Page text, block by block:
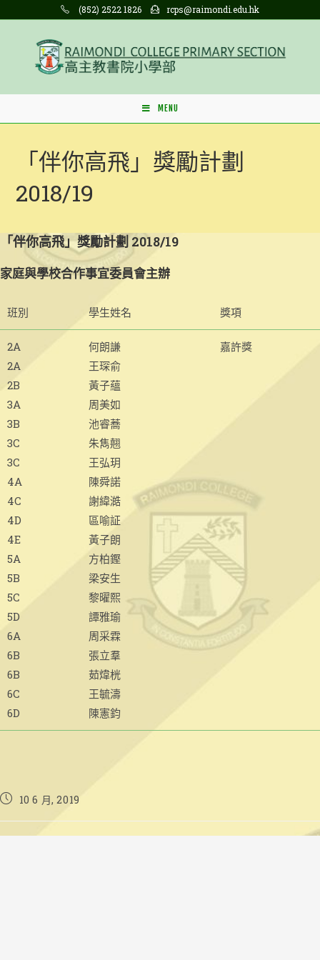
content
(852) 2522 1826 rcps@raimondi.edu.hk
MENU
「伴你高飛」獎勵計劃
2018/19
「伴你高飛」獎勵計劃 2018/19
家庭與學校合作事宜委員會主辦
班別 學生姓名 獎項
2A
2A
2B
3A
3B
3C
3C
4A
4C
4D
4E
5A
5B
5C
5D
6A
6B
6B
6C
6D
何朗謙
王琛俞
黃子蘊
周美如
池睿蕎
朱雋翹
王弘玥
陳舜諾
謝緯澔
區喻証
黃子朗
方柏鏗
梁安生
黎曜熙
譚雅瑜
周采霖
張立羣
茹煒桄
王毓濤
陳憲鈞
嘉許獎
Post10 6 月, 2019